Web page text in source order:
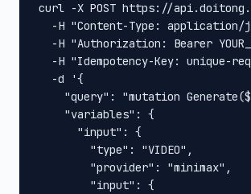
curl -X POST https://
-H "Content-Type: application/
-H "Authorization: Bearer
-H "Idempotency-Key: unique-
  -d '{
"query": "mutation
    "variables": {
      "input": {
        "type": "VIDEO",
        "provider": "minimax",
        "input": {